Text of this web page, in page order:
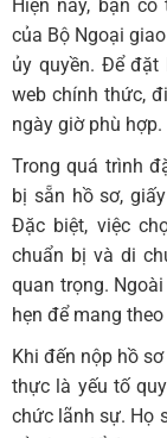
Hiện nay, bạn
của Bộ Ngoại
ủy quyền. Để đặt
web chính thức,
ngày giờ phù hợp.
Trong quá trình
bị sẵn hồ sơ,
Đặc biệt, việc
chuẩn bị và di
quan trọng.
hẹn để mang
Khi đến nộp hồ
thực là yếu tố
chức lãnh sự. Họ